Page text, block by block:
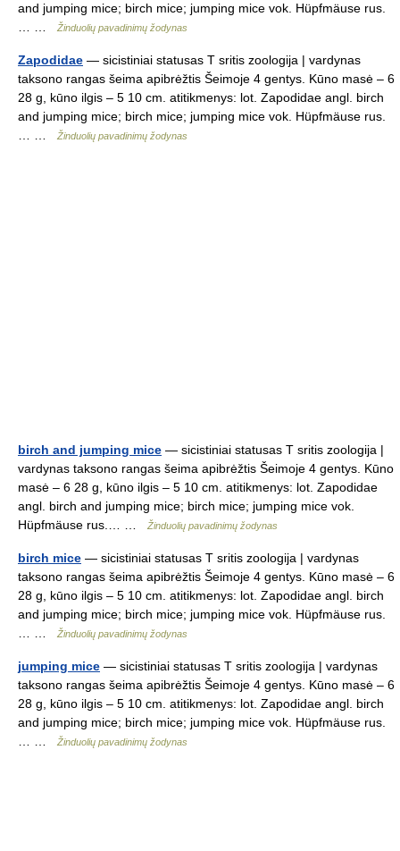
and jumping mice; birch mice; jumping mice vok. Hüpfmäuse rus.
Žinduolių pavadinimų žodynas
Zapodidae — sicistiniai statusas T sritis zoologija | vardynas
taksono rangas šeima apibrėžtis Šeimoje 4 gentys. Kūno masė – 6
28 g, kūno ilgis – 5 10 cm. atitikmenys: lot. Zapodidae angl. birch
and jumping mice; birch mice; jumping mice vok. Hüpfmäuse rus.
Žinduolių pavadinimų žodynas
birch and jumping mice — sicistiniai statusas T sritis zoologija |
vardynas taksono rangas šeima apibrėžtis Šeimoje 4 gentys. Kūno
masė – 6 28 g, kūno ilgis – 5 10 cm. atitikmenys: lot. Zapodidae
angl. birch and jumping mice; birch mice; jumping mice vok.
Hüpfmäuse rus.… …
Žinduolių pavadinimų žodynas
birch mice — sicistiniai statusas T sritis zoologija | vardynas
taksono rangas šeima apibrėžtis Šeimoje 4 gentys. Kūno masė – 6
28 g, kūno ilgis – 5 10 cm. atitikmenys: lot. Zapodidae angl. birch
and jumping mice; birch mice; jumping mice vok. Hüpfmäuse rus.
Žinduolių pavadinimų žodynas
jumping mice — sicistiniai statusas T sritis zoologija | vardynas
taksono rangas šeima apibrėžtis Šeimoje 4 gentys. Kūno masė – 6
28 g, kūno ilgis – 5 10 cm. atitikmenys: lot. Zapodidae angl. birch
and jumping mice; birch mice; jumping mice vok. Hüpfmäuse rus.
Žinduolių pavadinimų žodynas